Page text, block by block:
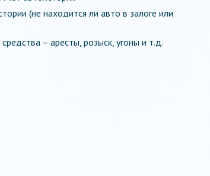
(не находится ли авто в залоге или
– аресты, розыск, угоны и т.д.